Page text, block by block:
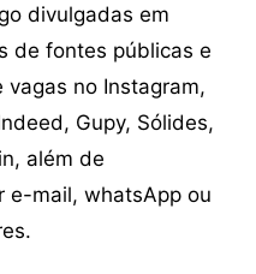
divulgadas em
de fontes públicas e
no Instagram,
Gupy, Sólides,
além de
e-mail, whatsApp ou